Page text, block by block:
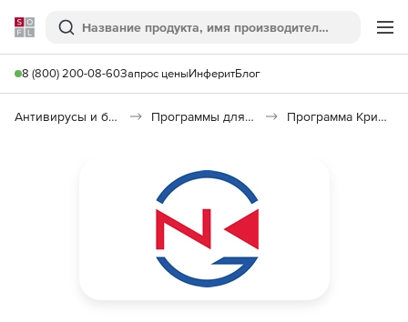
Softline
Поиск
8 (800) 200-08-60Запрос ценыИнферитБлог
Антивирусы и безопасность Программы для защиты информации Программа КриптоПро NGate